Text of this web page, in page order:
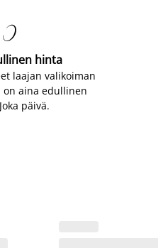

hinta
laajan valikoiman
aina edullinen
päivä.